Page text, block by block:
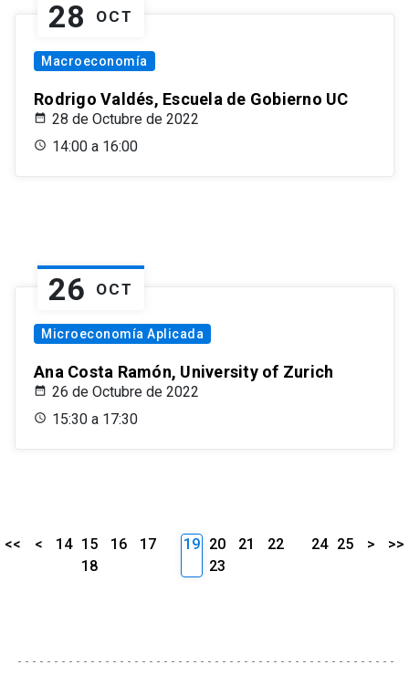
28 OCT
Macroeconomía
Rodrigo Valdés, Escuela de Gobierno UC
28 de Octubre de 2022
14:00 a 16:00
26 OCT
Microeconomía Aplicada
Ana Costa Ramón, University of Zurich
26 de Octubre de 2022
15:30 a 17:30
<< < 14 15 16
17
18
19 20 21
22
23
24 25 > >>